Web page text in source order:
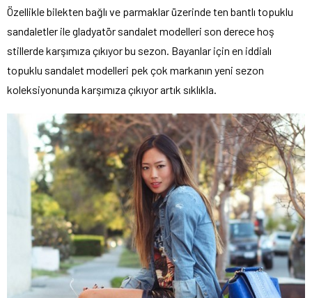
Özellikle bilekten bağlı ve parmaklar üzerinde ten bantlı topuklu
sandaletler ile gladyatör sandalet modelleri son derece hoş
stillerde karşımıza çıkıyor bu sezon. Bayanlar için en iddialı
topuklu sandalet modelleri pek çok markanın yeni sezon
koleksiyonunda karşımıza çıkıyor artık sıklıkla.